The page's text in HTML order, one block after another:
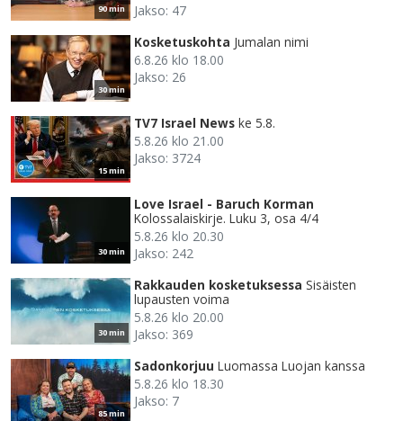
90 min
Jakso: 47
30 min
Kosketuskohta Jumalan nimi
6.8.26 klo 18.00
Jakso: 26
15 min
TV7 Israel News ke 5.8.
5.8.26 klo 21.00
Jakso: 3724
30 min
Love Israel - Baruch Korman
Kolossalaiskirje. Luku 3, osa 4/4
5.8.26 klo 20.30
Jakso: 242
30 min
Rakkauden kosketuksessa Sisäisten
lupausten voima
5.8.26 klo 20.00
Jakso: 369
85 min
Sadonkorjuu Luomassa Luojan kanssa
5.8.26 klo 18.30
Jakso: 7